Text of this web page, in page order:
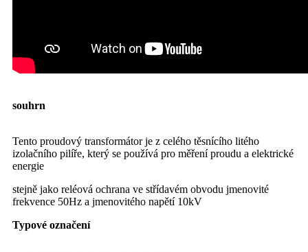
souhrn
Tento proudový transformátor je z celého těsnícího litého
izolačního pilíře, který se používá pro měření proudu a elektrické
energie
stejně jako reléová ochrana ve střídavém obvodu jmenovité
frekvence 50Hz a jmenovitého napětí 10kV
Typové označení